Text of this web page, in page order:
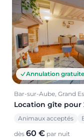
Annulation gratuite
Bar-sur-Aube, Grand
Location gîte pour
Animaux acceptés
dès 60 € par nuit